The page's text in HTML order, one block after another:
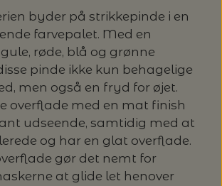
byder på strikkepinde i en
farvepalet. Med en
røde, blå og grønne
pinde ikke kun behagelige
men også en fryd for øjet.
overflade med en mat finish
udseende, samtidig med at
og har en glat overflade.
gør det nemt for
at glide let henover